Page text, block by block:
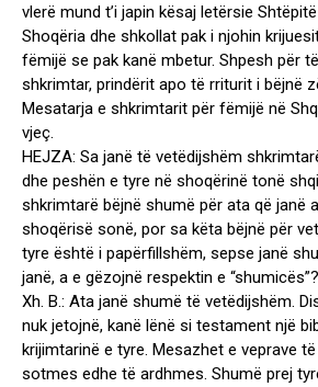
vlerë mund t’i japin kësaj letërsie
Shoqëria dhe shkollat pak i njohin
fëmijë se pak kanë mbetur. Shpesh për
shkrimtar, prindërit apo të rriturit i bëjnë
Mesatarja e shkrimtarit për fëmijë në
vjeç.
HEJZA: Sa janë të vetëdijshëm
dhe peshën e tyre në shoqërinë tonë
shkrimtarë bëjnë shumë për ata që janë
shoqërisë sonë, por sa këta bëjnë për
tyre është i papërfillshëm, sepse janë
janë, a e gëzojnë respektin e “shumicës”?
Xh. B.: Ata janë shumë të vetëdijshëm.
nuk jetojnë, kanë lënë si testament një
krijimtarinë e tyre. Mesazhet e veprave
sotmes edhe të ardhmes. Shumë prej